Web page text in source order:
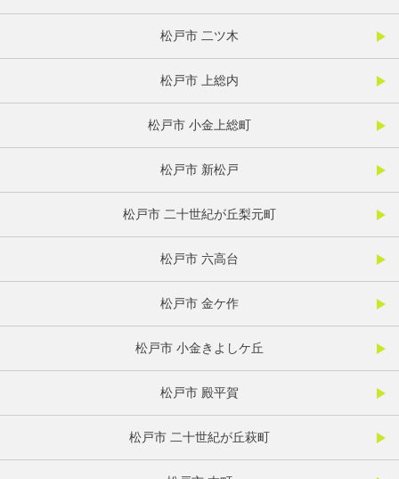
松戸市 二ツ木
松戸市 上総内
松戸市 小金上総町
松戸市 新松戸
松戸市 二十世紀が丘梨元町
松戸市 六高台
松戸市 金ケ作
松戸市 小金きよしケ丘
松戸市 殿平賀
松戸市 二十世紀が丘萩町